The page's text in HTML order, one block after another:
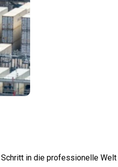
in die professionelle